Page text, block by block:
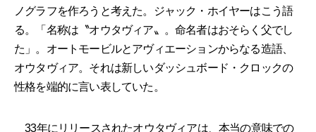
ノグラフを作ろうと考えた。ジャック・ホイヤーはこう語
る。「名称は〝オウタヴィア〟。命名者はおそらく父でし
た」。オートモービルとアヴィエーションからなる造語、
オウタヴィア。それは新しいダッシュボード・クロックの
性格を端的に言い表していた。
33年にリリースされたオウタヴィアは、本当の意味での